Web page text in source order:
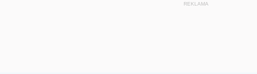
REKLAMA